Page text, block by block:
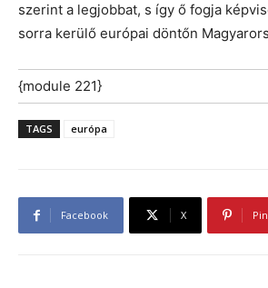
szerint a legjobbat, s így ő fogja
sorra kerülő európai döntőn
{module 221}
TAGS európa
Facebook X